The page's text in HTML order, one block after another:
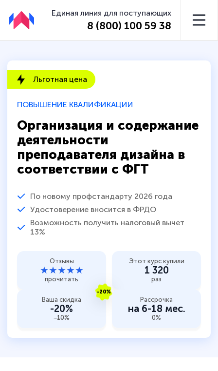
Единая линия для поступающих
8 (800) 100 59 38
ПОВЫШЕНИЕ КВАЛИФИКАЦИИ
Организация и содержание
деятельности
преподавателя дизайна в
соответствии с ФГТ
По новому профстандарту 2026 года
Удостоверение вносится в ФРДО
Возможность получить налоговый вычет
13%
Льготная цена
Отзывы
★★★★★
прочитать
Этот курс купили
1 320
раз
-20%
Ваша скидка
-20%
-10%
Рассрочка
на 6-18 мес.
0%